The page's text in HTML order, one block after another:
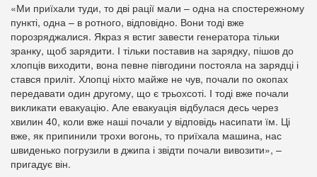
«Ми приїхали туди, то дві рації мали – одна на спостережному
пункті, одна – в ротного, відповідно. Вони тоді вже
порозряджалися. Якраз я встиг завести генератора тільки
зранку, щоб зарядити. І тільки поставив на зарядку, пішов до
хлопців виходити, вона певне півгодини постояла на зарядці і
стався приліт. Хлопці ніхто майже не чув, почали по окопах
передавати один другому, що є трьохсоті. І тоді вже почали
викликати евакуацію. Але евакуація відбулася десь через
хвилин 40, коли вже наші почали у відповідь насипати їм. Ці
вже, як припинили трохи вогонь, то приїхала машина, нас
швиденько погрузили в джипа і звідти почали вивозити», –
пригадує він.